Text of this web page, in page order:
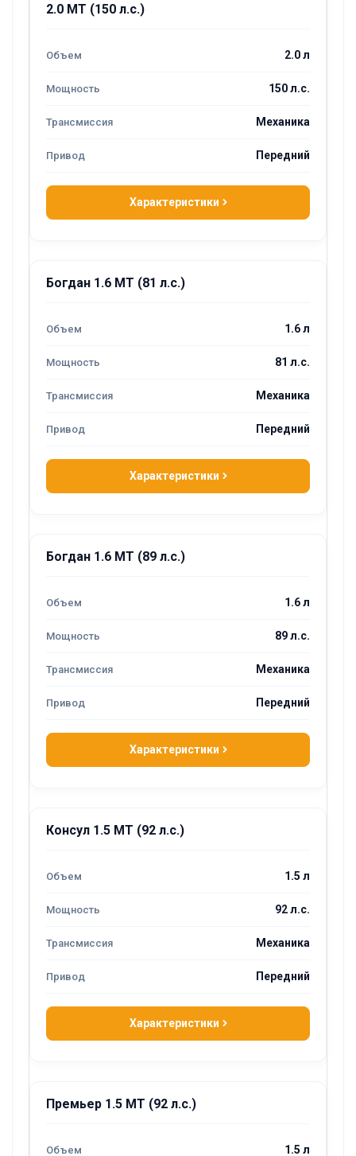
2.0 MT (150 л.с.)
2.0 л
150 л.с.
Механика
Передний
Характеристики
Богдан 1.6 MT (81 л.с.)
1.6 л
81 л.с.
Механика
Передний
Характеристики
Богдан 1.6 MT (89 л.с.)
1.6 л
89 л.с.
Механика
Передний
Характеристики
Консул 1.5 MT (92 л.с.)
1.5 л
92 л.с.
Механика
Передний
Характеристики
Премьер 1.5 MT (92 л.с.)
1.5 л